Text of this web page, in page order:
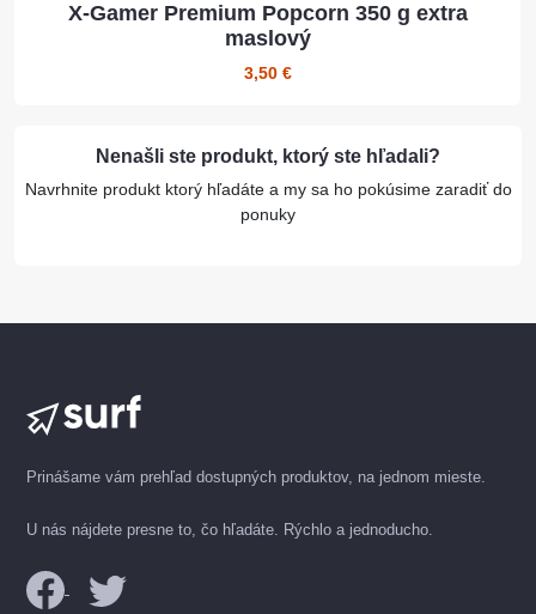
X-Gamer Premium Popcorn 350 g extra
maslový
3,50 €
Nenašli ste produkt, ktorý ste hľadali?
Navrhnite produkt ktorý hľadáte a my sa ho pokúsime zaradiť do
ponuky
Prinášame vám prehľad dostupných produktov, na jednom mieste.
U nás nájdete presne to, čo hľadáte. Rýchlo a jednoducho.